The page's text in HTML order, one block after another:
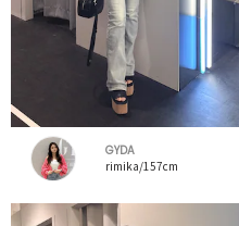
GYDA
rimika/157cm